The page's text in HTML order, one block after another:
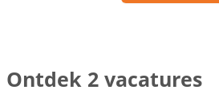
Ontdek 2 vacatures